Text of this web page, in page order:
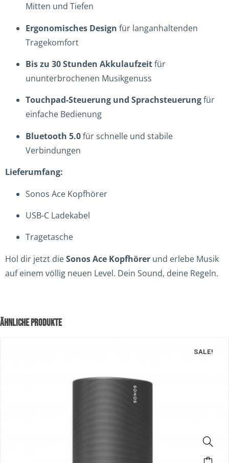
Mitten und Tiefen
Ergonomisches Design für langanhaltenden
Tragekomfort
Bis zu 30 Stunden Akkulaufzeitfür
ununterbrochenen Musikgenuss
Touchpad-Steuerung und Sprachsteuerungfür
einfache Bedienung
Bluetooth 5.0für schnelle und stabile
Verbindungen
Lieferumfang:
Sonos Ace Kopfhörer
USB-C Ladekabel
Tragetasche
Hol dir jetzt dieSonos Ace Kopfhörer und erlebe Musik
auf einem völlig neuen Level. Dein Sound, deine Regeln.
ÄHNLICHE PRODUKTE
SALE!